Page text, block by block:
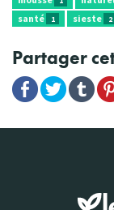
santé 1 sieste 2
Partager